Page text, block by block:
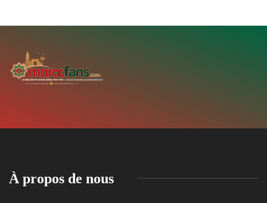
À propos de nous